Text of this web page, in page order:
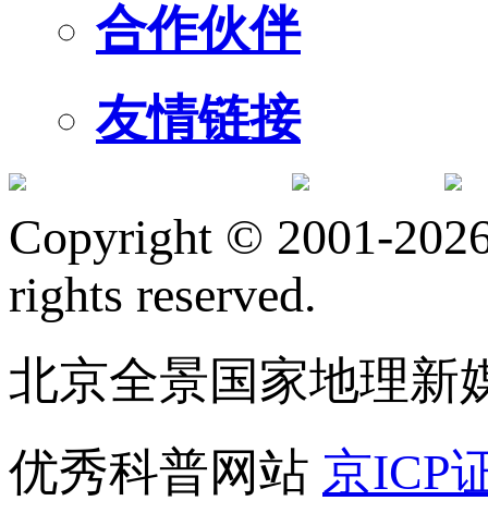
合作伙伴
友情链接
Copyright © 2001-
rights reserved.
北京全景国家地理新
优秀科普网站 京ICP